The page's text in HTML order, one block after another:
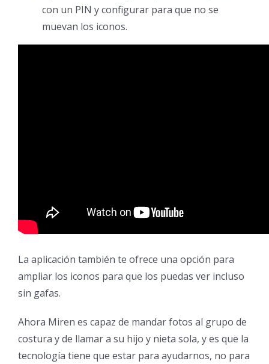
con un PIN y configurar para que no se
muevan los iconos.
La aplicación también te ofrece una opción para
ampliar los iconos para que los puedas ver incluso
sin gafas.
Ahora Miren es capaz de mandar fotos al grupo de
costura y de llamar a su hijo y nieta sola, y es que la
tecnología tiene que estar para ayudarnos, no para